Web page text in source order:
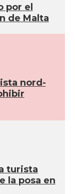
por el
de Malta
nord-
turista
la posa en